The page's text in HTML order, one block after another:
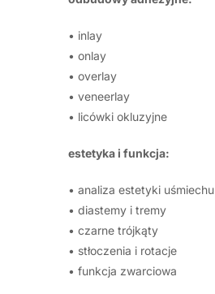
• inlay
• onlay
• overlay
• veneerlay
• licówki okluzyjne
estetyka i funkcja:
• analiza estetyki uśmiechu
• diastemy i tremy
• czarne trójkąty
• stłoczenia i rotacje
• funkcja zwarciowa